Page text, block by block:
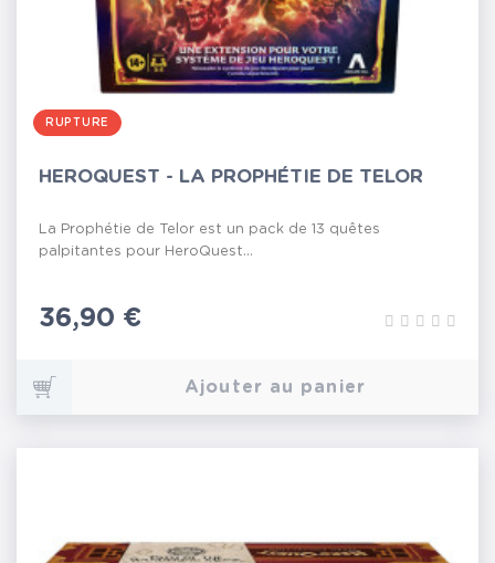
RUPTURE
HEROQUEST - LA PROPHÉTIE DE TELOR
La Prophétie de Telor est un pack de 13 quêtes
palpitantes pour HeroQuest...
Prix
36,90 €
Ajouter au panier